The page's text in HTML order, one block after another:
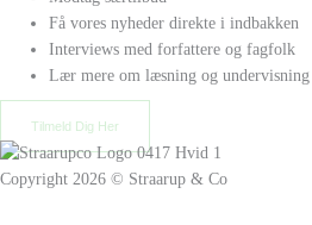
Få vores nyheder direkte i indbakken
Interviews med forfattere og fagfolk
Lær mere om læsning og undervisning
Tilmeld Dig Her
Copyright 2026 © Straarup & Co